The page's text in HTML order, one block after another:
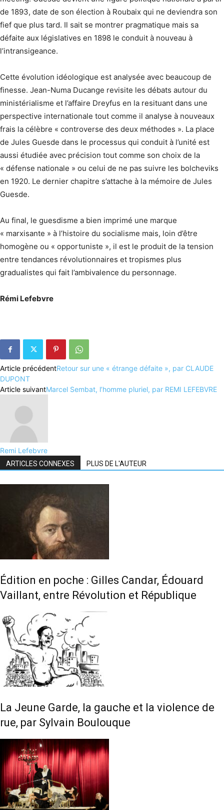
de 1893, date de son élection à Roubaix qui ne deviendra son
fief que plus tard. Il sait se montrer pragmatique mais sa
défaite aux législatives en 1898 le conduit à nouveau à
l’intransigeance.
Cette évolution idéologique est analysée avec beaucoup de
finesse. Jean-Numa Ducange revisite les débats autour du
ministérialisme et l’affaire Dreyfus en la resituant dans une
perspective internationale tout comme il analyse à nouveaux
frais la célèbre « controverse des deux méthodes ». La place
de Jules Guesde dans le processus qui conduit à l’unité est
aussi étudiée avec précision tout comme son choix de la
« défense nationale » ou celui de ne pas suivre les bolcheviks
en 1920. Le dernier chapitre s’attache à la mémoire de Jules
Guesde.
Au final, le guesdisme a bien imprimé une marque
« marxisante » à l’histoire du socialisme mais, loin d’être
homogène ou « opportuniste », il est le produit de la tension
entre tendances révolutionnaires et tropismes plus
gradualistes qui fait l’ambivalence du personnage.
Rémi Lefebvre
Article précédentRetour sur une « étrange défaite », par CLAUDE
DUPONT
Article suivantMarcel Sembat, l’homme pluriel, par REMI LEFEBVRE
Remi Lefebvre
ARTICLES CONNEXES PLUS DE L'AUTEUR
Édition en poche : Gilles Candar, Édouard
Vaillant, entre Révolution et République
La Jeune Garde, la gauche et la violence de
rue, par Sylvain Boulouque